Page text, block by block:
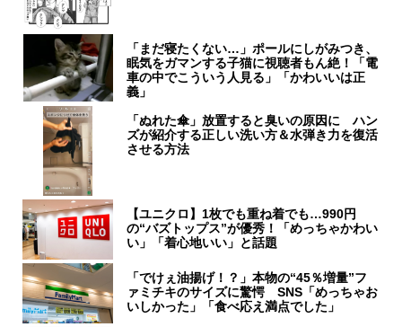
「まだ寝たくない…」ポールにしがみつき、
眠気をガマンする子猫に視聴者もん絶！「電
車の中でこういう人見る」「かわいいは正
義」
「ぬれた傘」放置すると臭いの原因に ハン
ズが紹介する正しい洗い方＆水弾き力を復活
させる方法
【ユニクロ】1枚でも重ね着でも…990円
の“バズトップス”が優秀！「めっちゃかわい
い」「着心地いい」と話題
「でけぇ油揚げ！？」本物の“45％増量”フ
ァミチキのサイズに驚愕 SNS「めっちゃお
いしかった」「食べ応え満点でした」